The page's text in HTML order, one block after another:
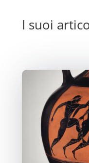
I suoi